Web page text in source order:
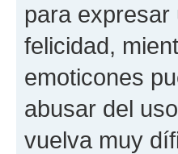
para expresar
felicidad,
emoticones
abusar del
vuelva muy